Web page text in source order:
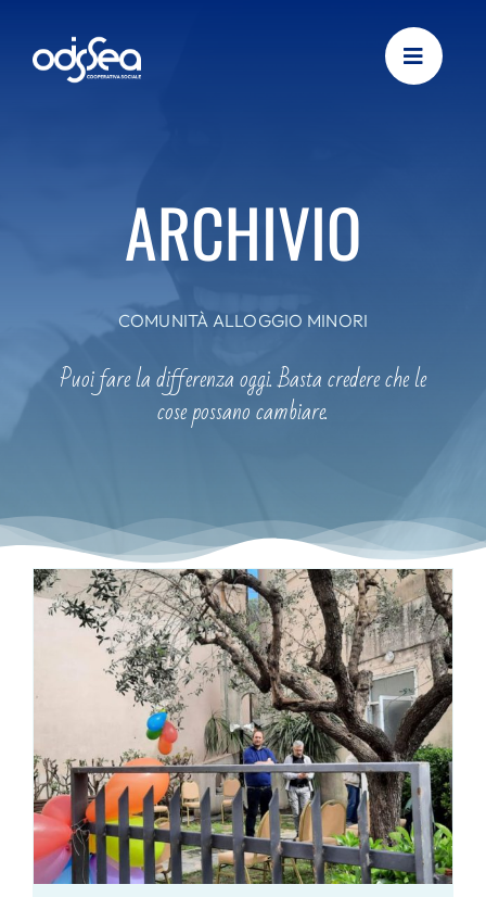
content
ARCHIVIO
COMUNITÀ ALLOGGIO MINORI
Puoi fare la differenza oggi. Basta credere che le
cose possano cambiare.
Casa Mentore